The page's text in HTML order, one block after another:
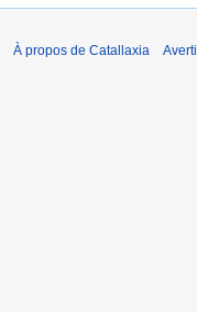
À propos de Catallaxia